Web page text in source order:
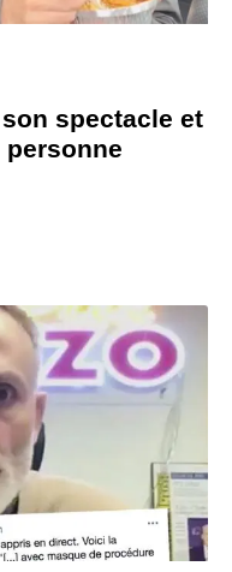
spectacle et
personne